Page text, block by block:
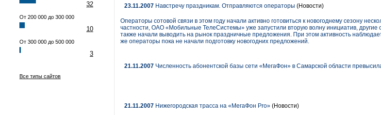
32
От 200 000 до 300 000
10
От 300 000 до 500 000
3
Все типы сайтов
23.11.2007 Навстречу праздникам. Отправляются операторы (Новости)
Операторы сотовой связи в этом году начали активно готовиться к новогоднему сезону
частности, ОАО «Мобильные ТелеСистемы» уже запустили вторую волну инициатив, другие
также начали выводить на рынок праздничные предложения. При этом активность
же операторы пока не начали подготовку новогодних предложений.
21.11.2007 Численность абонентской базы сети «МегаФон» в Самарской области
21.11.2007 Нижегородская трасса на «МегаФон Pro» (Новости)